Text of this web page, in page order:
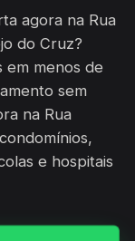
agora na Rua
do Cruz?
em menos de
sem
na Rua
e hospitais